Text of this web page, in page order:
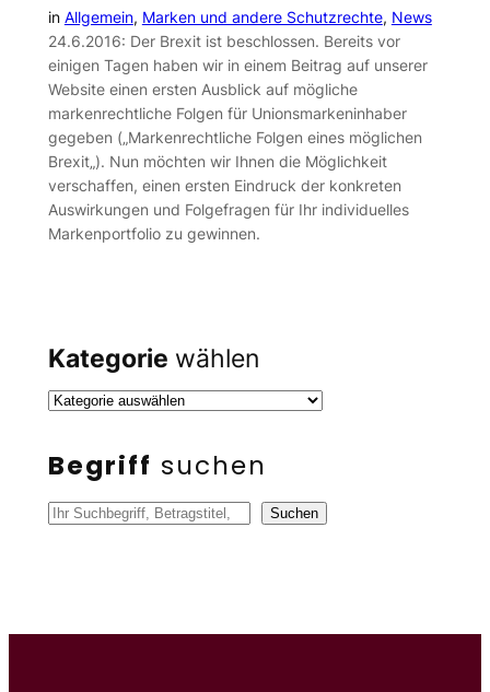
in Allgemein, Marken und andere Schutzrechte, News
24.6.2016: Der Brexit ist beschlossen. Bereits vor
einigen Tagen haben wir in einem Beitrag auf unserer
Website einen ersten Ausblick auf mögliche
markenrechtliche Folgen für Unionsmarkeninhaber
gegeben („Markenrechtliche Folgen eines möglichen
Brexit„). Nun möchten wir Ihnen die Möglichkeit
verschaffen, einen ersten Eindruck der konkreten
Auswirkungen und Folgefragen für Ihr individuelles
Markenportfolio zu gewinnen.
Kategorie wählen
Begriff suchen
S
n
Suchen